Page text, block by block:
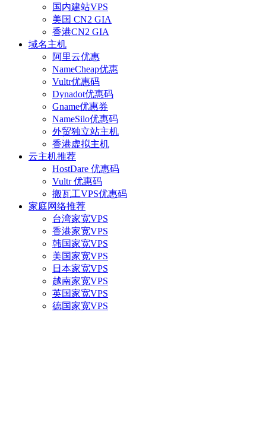
国内建站VPS
美国 CN2 GIA
香港CN2 GIA
域名主机
阿里云优惠
NameCheap优惠
Vultr优惠码
Dynadot优惠码
Gname优惠券
NameSilo优惠码
外贸独立站主机
香港虚拟主机
云主机推荐
HostDare 优惠码
Vultr 优惠码
搬瓦工VPS优惠码
家庭网络推荐
台湾家宽VPS
香港家宽VPS
韩国家宽VPS
美国家宽VPS
日本家宽VPS
越南家宽VPS
英国家宽VPS
德国家宽VPS